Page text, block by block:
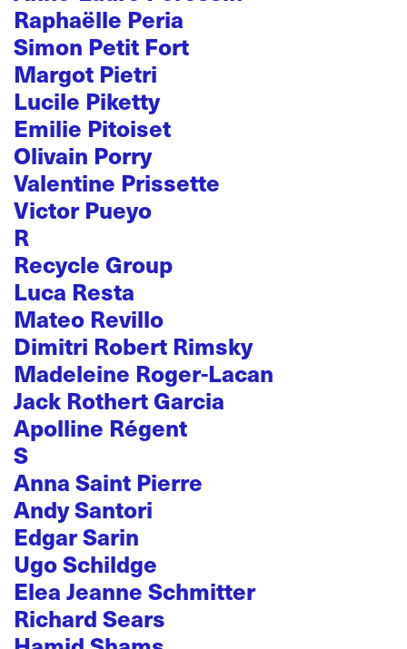
Raphaëlle Peria
Simon Petit Fort
Margot Pietri
Lucile Piketty
Emilie Pitoiset
Olivain Porry
Valentine Prissette
Victor Pueyo
R
Recycle Group
Luca Resta
Mateo Revillo
Dimitri Robert Rimsky
Madeleine Roger-Lacan
Jack Rothert Garcia
Apolline Régent
S
Anna Saint Pierre
Andy Santori
Edgar Sarin
Ugo Schildge
Elea Jeanne Schmitter
Richard Sears